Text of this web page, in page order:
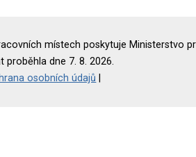
místech poskytuje Ministerstvo
proběhla dne 7. 8. 2026.
osobních údajů